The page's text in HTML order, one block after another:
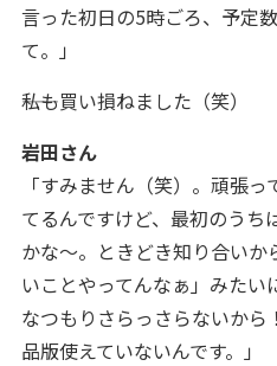
言った初日の5時ごろ、予定
て。」
――私も買い損ねました（笑）
岩田さん
「すみません（笑）。頑張
てるんですけど、最初のうち
かな～。ときどき知り合い
いことやってんなぁ」みたい
なつもりさらっさらないか
品版使えていないんです。 」